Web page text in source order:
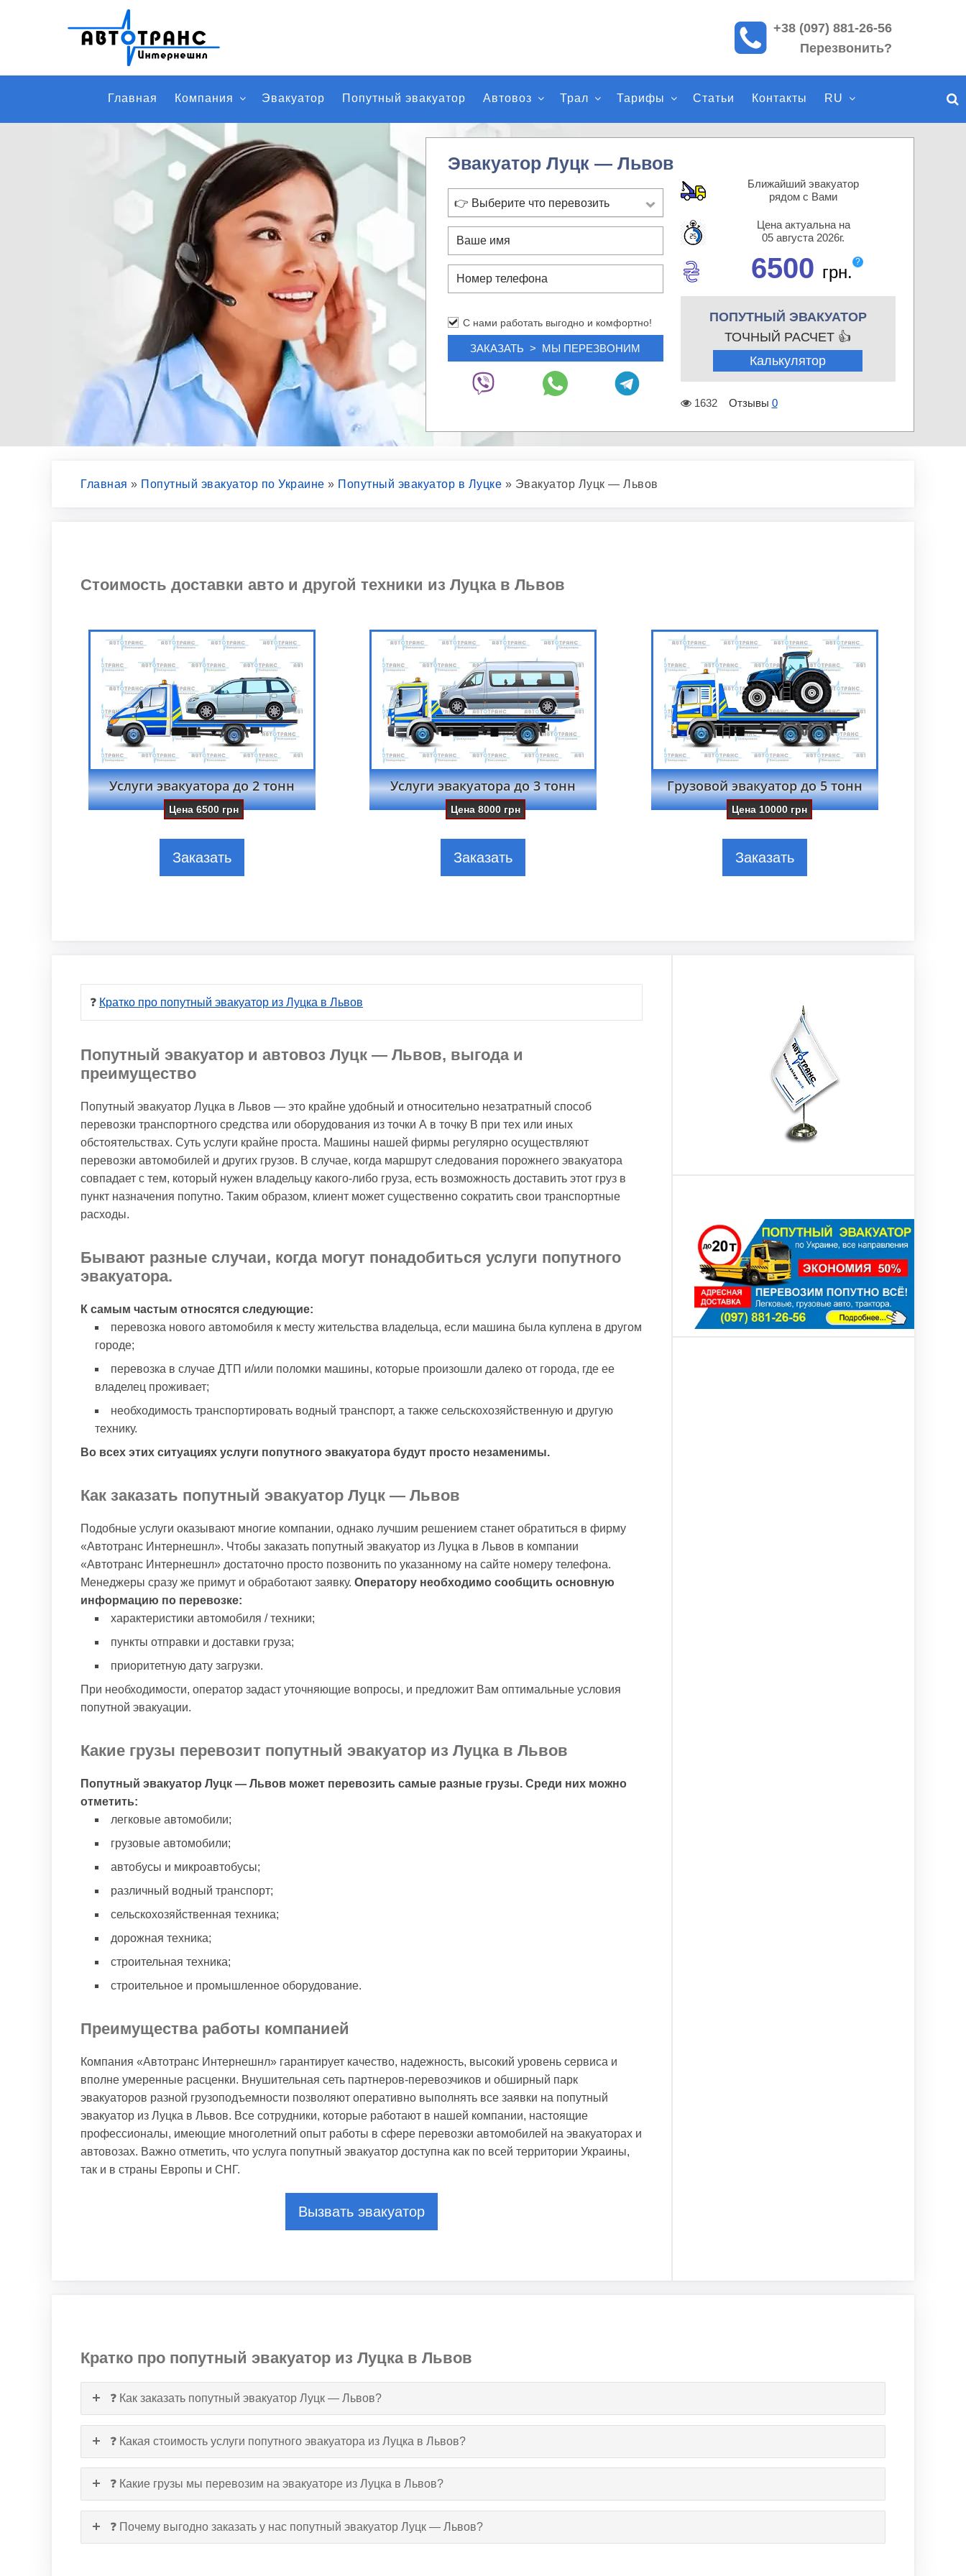
к
п
о
й
у
+38 (097) 881-26-56
Перезвонить?
Главная Компания Эвакуатор Попутный эвакуатор Автовоз Трал Тарифы Статьи Контакты RU
Эвакуатор Луцк — Львов
👉 Выберите что перевозить
С нами работать выгодно и комфортно!
Ближайший эвакуатор
рядом с Вами
Цена актуальна на
05 августа 2026г.
6500 грн.
?
ПОПУТНЫЙ ЭВАКУАТОР
ТОЧНЫЙ РАСЧЕТ 👍
Калькулятор
1632 Отзывы 0
Главная » Попутный эвакуатор по Украине » Попутный эвакуатор в Луцке » Эвакуатор Луцк — Львов
Стоимость доставки авто и другой техники из Луцка в Львов
Услуги эвакуатора до 2 тонн
Цена6500 грн
Заказать
Услуги эвакуатора до 3 тонн
Цена 8000грн
Заказать
Грузовой эвакуатор до 5 тонн
Цена 10000 грн
Заказать
❓ Кратко про попутный эвакуатор из Луцка в Львов
Попутный эвакуатор и автовоз Луцк — Львов, выгода и
преимущество
Попутный эвакуатор Луцка в Львов — это крайне удобный и относительно незатратный способ
перевозки транспортного средства или оборудования из точки А в точку В при тех или иных
обстоятельствах. Суть услуги крайне проста. Машины нашей фирмы регулярно осуществляют
перевозки автомобилей и других грузов. В случае, когда маршрут следования порожнего эвакуатора
совпадает с тем, который нужен владельцу какого-либо груза, есть возможность доставить этот груз в
пункт назначения попутно. Таким образом, клиент может существенно сократить свои транспортные
расходы.
Бывают разные случаи, когда могут понадобиться услуги попутного
эвакуатора.
К самым частым относятся следующие:
перевозка нового автомобиля к месту жительства владельца, если машина была куплена в другом
городе;
перевозка в случае ДТП и/или поломки машины, которые произошли далеко от города, где ее
владелец проживает;
необходимость транспортировать водный транспорт, а также сельскохозяйственную и другую
технику.
Во всех этих ситуациях услуги попутного эвакуатора будут просто незаменимы.
Как заказать попутный эвакуатор Луцк — Львов
Подобные услуги оказывают многие компании, однако лучшим решением станет обратиться в фирму
«Автотранс Интернешнл». Чтобы заказать попутный эвакуатор из Луцка в Львов в компании
«Автотранс Интернешнл» достаточно просто позвонить по указанному на сайте номеру телефона.
Менеджеры сразу же примут и обработают заявку. Оператору необходимо сообщить основную
информацию по перевозке:
характеристики автомобиля / техники;
пункты отправки и доставки груза;
приоритетную дату загрузки.
При необходимости, оператор задаст уточняющие вопросы, и предложит Вам оптимальные условия
попутной эвакуации.
Какие грузы перевозит попутный эвакуатор из Луцка в Львов
Попутный эвакуатор Луцк — Львов может перевозить самые разные грузы. Среди них можно
отметить:
легковые автомобили;
грузовые автомобили;
автобусы и микроавтобусы;
различный водный транспорт;
сельскохозяйственная техника;
дорожная техника;
строительная техника;
строительное и промышленное оборудование.
Преимущества работы компанией
Компания «Автотранс Интернешнл» гарантирует качество, надежность, высокий уровень сервиса и
вполне умеренные расценки. Внушительная сеть партнеров-перевозчиков и обширный парк
эвакуаторов разной грузоподъемности позволяют оперативно выполнять все заявки на попутный
эвакуатор из Луцка в Львов. Все сотрудники, которые работают в нашей компании, настоящие
профессионалы, имеющие многолетний опыт работы в сфере перевозки автомобилей на эвакуаторах и
автовозах. Важно отметить, что услуга попутный эвакуатор доступна как по всей территории Украины,
так и в страны Европы и СНГ.
Вызвать эвакуатор
Кратко про попутный эвакуатор из Луцка в Львов
❓ Как заказать попутный эвакуатор Луцк — Львов?
❓ Какая стоимость услуги попутного эвакуатора из Луцка в Львов?
❓ Какие грузы мы перевозим на эвакуаторе из Луцка в Львов?
❓ Почему выгодно заказать у нас попутный эвакуатор Луцк — Львов?